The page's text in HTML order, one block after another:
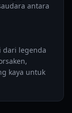
antara
dari legenda
kaya untuk